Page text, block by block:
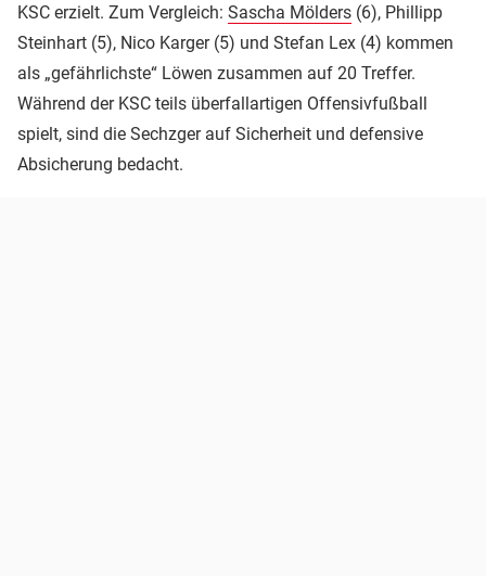
KSC erzielt. Zum Vergleich: Sascha Mölders (6), Phillipp
Steinhart (5), Nico Karger (5) und Stefan Lex (4) kommen
als „gefährlichste“ Löwen zusammen auf 20 Treffer.
Während der KSC teils überfallartigen Offensivfußball
spielt, sind die Sechzger auf Sicherheit und defensive
Absicherung bedacht.